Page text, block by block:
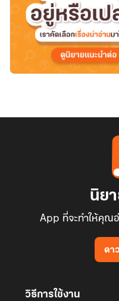
นิย
App ที่จะทำให้คุณ
ดา
วิธีการใช้งาน